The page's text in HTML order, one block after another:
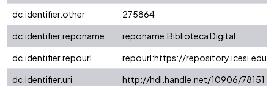
dc.identifier.other
275864
dc.identifier.reponame
reponame:Biblioteca Digital
dc.identifier.repourl
repourl:https://
dc.identifier.uri
http://hdl.handle.net/10906/78151